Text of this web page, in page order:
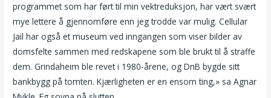
programmet som har ført til min vektreduksjon, har vært svært
mye lettere å gjennomføre enn jeg trodde var mulig. Cellular
Jail har også et museum ved inngangen som viser bilder av
domsfelte sammen med redskapene som ble brukt til å straffe
dem. Grindaheim ble revet i 1980-årene, og DnB bygde sitt
bankbygg på tomten. Kjærligheten er en ensom ting,» sa Agnar